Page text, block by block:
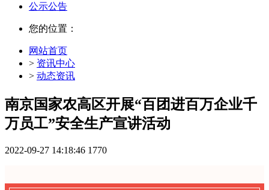
公示公告
您的位置：
网站首页
> 资讯中心
> 动态资讯
南京国家农高区开展“百团进百万企业千
万员工”安全生产宣讲活动
2022-09-27 14:18:46 1770